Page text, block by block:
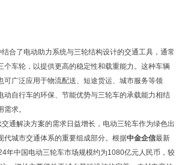
合了电动助力系统与三轮结构设计的交通工具，通常
个车轮，以提供更高的稳定性和载重能力。这种车辆
可广泛应用于物流配送、短途货运、城市服务等领
动自行车的环保、节能优势与三轮车的承载能力相结
求。
通解决方案的需求日益增长，电动三轮车作为绿色出
代城市交通体系的重要组成部分。根据中金企信最新
年中国电动三轮车市场规模约为1080亿元人民币，较